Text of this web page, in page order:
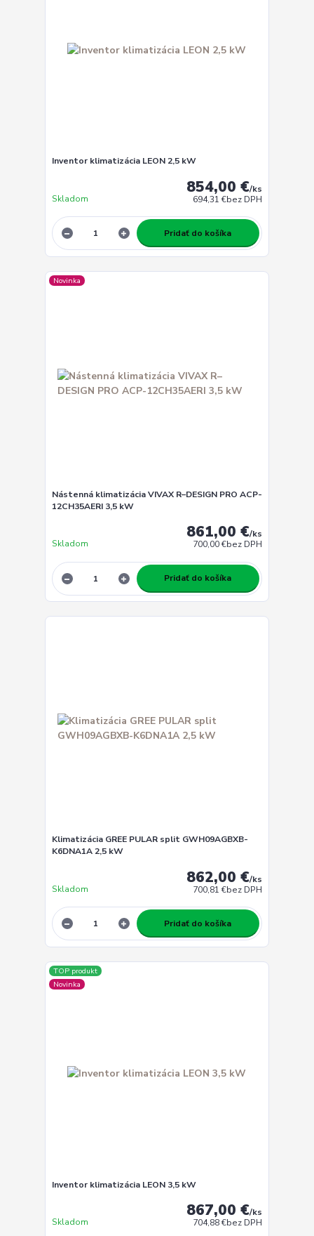
Inventor klimatizácia LEON 2,5 kW
854,00 €/ks
694,31 €bez DPH
Skladom
Pridať do košíka
Novinka
Nástenná klimatizácia VIVAX R–DESIGN PRO ACP-
12CH35AERI 3,5 kW
861,00 €/ks
700,00 €bez DPH
Skladom
Pridať do košíka
Klimatizácia GREE PULAR split GWH09AGBXB-
K6DNA1A 2,5 kW
862,00 €/ks
700,81 €bez DPH
Skladom
Pridať do košíka
TOP produkt
Novinka
Inventor klimatizácia LEON 3,5 kW
867,00 €/ks
704,88 €bez DPH
Skladom